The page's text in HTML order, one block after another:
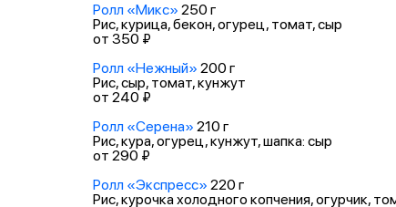
Ролл «Микс» 250 г
Рис, курица, бекон, огурец, томат, сыр
от 350 ₽
Ролл «Нежный» 200 г
Рис, сыр, томат, кунжут
от 240 ₽
Ролл «Серена» 210 г
Рис, кура, огурец, кунжут, шапка: сыр
от 290 ₽
Ролл «Экспресс» 220 г
Рис, курочка холодного копчения, огурчик,